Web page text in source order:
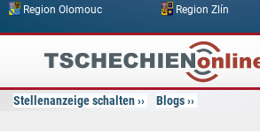
Region Olomouc
Region Zlín
Tschechien
Online
Stellenanzeige schalten Blogs